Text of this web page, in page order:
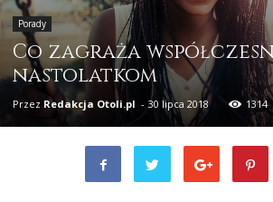
Porady
Co zagraża
nastolatkom
Przez Redakcja Otoli.pl - 30 lipca 2018 1314